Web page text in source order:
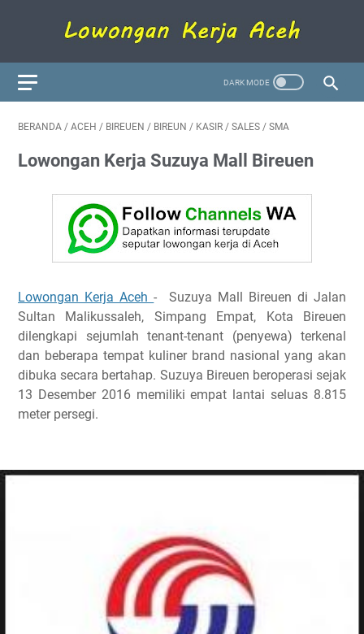
BERANDA / ACEH / BIREUEN / BIREUN / KASIR / SALES / SMA
Lowongan Kerja Suzuya Mall Bireuen
Lowongan Kerja Aceh- Suzuya Mall Bireuen di Jalan
Sultan Malikussaleh, Simpang Empat, Kota Bireuen
dilengkapi sejumlah tenant-tenant (penyewa) terkenal
dan beberapa tempat kuliner brand nasional yang akan
dibuka secara bertahap. Suzuya Bireuen beroperasi sejak
13 Desember 2016 memiliki empat lantai seluas 8.815
meter persegi.